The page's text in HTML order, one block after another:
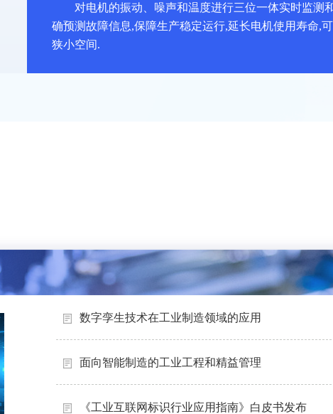
对电机的振动、噪声和温度进行三位一体实时监测
确预测故障信息,保障生产稳定运行,延长电机使用寿命,
狭小空间.
数字孪生技术在工业制造领域的应用
面向智能制造的工业工程和精益管理
《工业互联网标识行业应用指南》白皮书发布